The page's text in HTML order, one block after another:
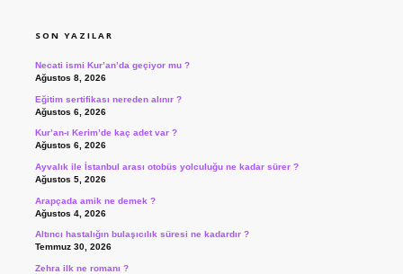
SON YAZILAR
Necati ismi Kur’an’da geçiyor mu ?
Ağustos 8, 2026
Eğitim sertifikası nereden alınır ?
Ağustos 6, 2026
Kur’an-ı Kerim’de kaç adet var ?
Ağustos 6, 2026
Ayvalık ile İstanbul arası otobüs yolculuğu ne kadar sürer ?
Ağustos 5, 2026
Arapçada amik ne demek ?
Ağustos 4, 2026
Altıncı hastalığın bulaşıcılık süresi ne kadardır ?
Temmuz 30, 2026
Zehra ilk ne romanı ?